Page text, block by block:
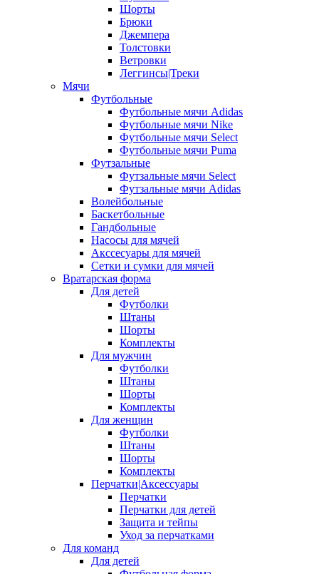
Шорты
Брюки
Джемпера
Толстовки
Ветровки
Леггинсы|Треки
Мячи
Футбольные
Футбольные мячи Adidas
Футбольные мячи Nike
Футбольные мячи Select
Футбольные мячи Puma
Футзальные
Футзальные мячи Select
Футзальные мячи Adidas
Волейбольные
Баскетбольные
Гандбольные
Насосы для мячей
Акссесуары для мячей
Сетки и сумки для мячей
Вратарская форма
Для детей
Футболки
Штаны
Шорты
Комплекты
Для мужчин
Футболки
Штаны
Шорты
Комплекты
Для женщин
Футболки
Штаны
Шорты
Комплекты
Перчатки|Аксессуары
Перчатки
Перчатки для детей
Защита и тейпы
Уход за перчатками
Для команд
Для детей